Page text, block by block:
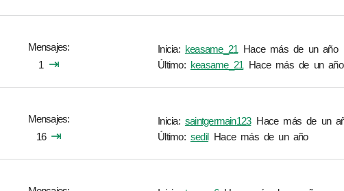
Mensajes
1 ⇥
Inicia: keasame_21 Hace más de un año
Último: keasame_21 Hace más de un año
Mensajes
16 ⇥
Inicia: saintgermain123 Hace más de un
Último: sedil Hace más de un año